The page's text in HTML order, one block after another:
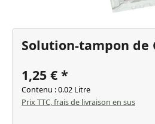
Solution-tampon de
1,25 €
Contenu :0.02 Litre
Prix TTC, frais de livraison en sus